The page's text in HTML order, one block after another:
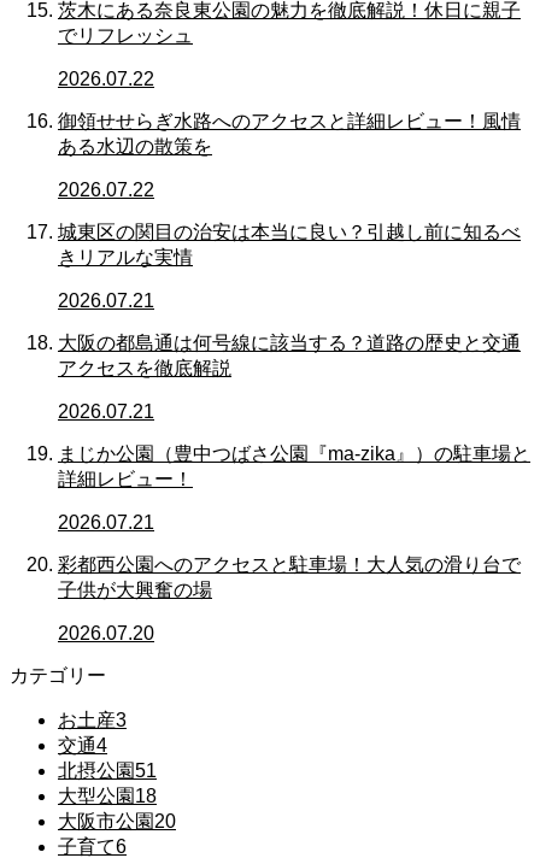
茨木にある奈良東公園の魅力を徹底解説！休日に親子
でリフレッシュ
2026.07.22
御領せせらぎ水路へのアクセスと詳細レビュー！風情
ある水辺の散策を
2026.07.22
城東区の関目の治安は本当に良い？引越し前に知るべ
きリアルな実情
2026.07.21
大阪の都島通は何号線に該当する？道路の歴史と交通
アクセスを徹底解説
2026.07.21
まじか公園（豊中つばさ公園『ma-zika』）の駐車場と
詳細レビュー！
2026.07.21
彩都西公園へのアクセスと駐車場！大人気の滑り台で
子供が大興奮の場
2026.07.20
カテゴリー
お土産3
交通4
北摂公園51
大型公園 18
大阪市公園 20
子育て6